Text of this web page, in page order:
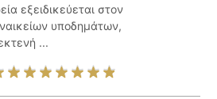
εξειδικεύεται στον
υποδημάτων,
...